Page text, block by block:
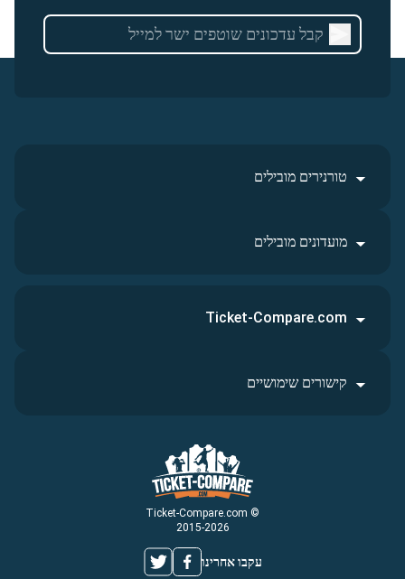
טורנירים מובילים
מועדונים מובילים
© Ticket-Compare.com
2015-2026
עקבו אחרינו
Ticket-Compare.com
קישורים שימושיים